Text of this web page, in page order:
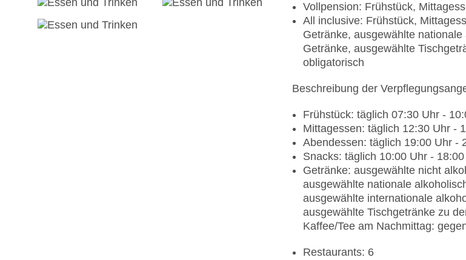
Vollpension: Frühstück,
All inclusive: Frühstück,
Getränke, ausgewählte
Getränke, ausgewählte
obligatorisch
Beschreibung der
Frühstück: täglich 07:30 Uhr -
Mittagessen: täglich 12:30 Uhr -
Abendessen: täglich 19:00 Uhr -
Snacks: täglich 10:00 Uhr -
Getränke: ausgewählte nicht
ausgewählte nationale
ausgewählte internationale
ausgewählte Tischgetränke zu
Kaffee/Tee am Nachmittag:
Restaurants: 6